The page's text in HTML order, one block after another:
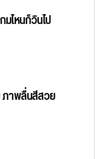
ไหนก็วินไป
ภาพลื่นสีสวย